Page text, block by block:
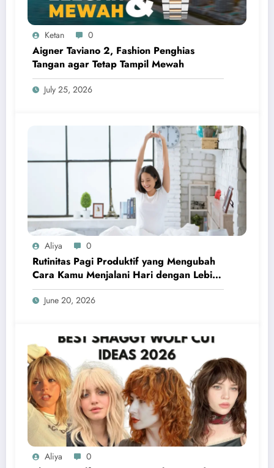
Ketan 0
Aigner Taviano 2, Fashion Penghias
Tangan agar Tetap Tampil Mewah
July 25, 2026
Aliya 0
Rutinitas Pagi Produktif yang Mengubah
Cara Kamu Menjalani Hari dengan Lebih
Terarah dan Penuh Energi
June 20, 2026
Aliya 0